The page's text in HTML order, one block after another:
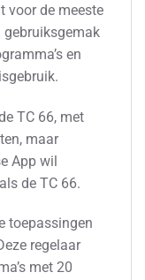
voor de meeste
gebruiksgemak
en
TC 66, met
maar
App wil
de TC 66.
toepassingen
regelaar
met 20